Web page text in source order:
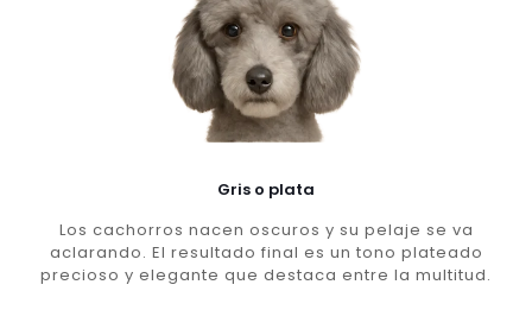
Gris o plata
Los cachorros nacen oscuros y su pelaje se va
aclarando. El resultado final es un tono plateado
precioso y elegante que destaca entre la multitud.